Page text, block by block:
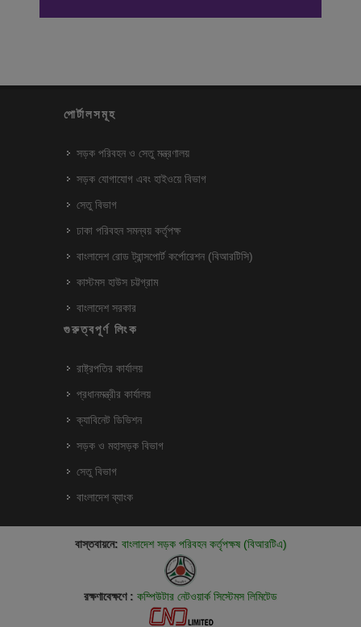
পোর্টালসমূহ
সড়ক পরিবহন ও সেতু মন্ত্রণালয়
সড়ক যোগাযোগ এবং হাইওয়ে বিভাগ
সেতু বিভাগ
ঢাকা পরিবহন সমন্বয় কর্তৃপক্ষ
বাংলাদেশ রোড ট্রান্সপোর্ট কর্পোরেশন (বিআরটিসি)
কাস্টমস হাউস চট্টগ্রাম
বাংলাদেশ সরকার
গুরুত্বপূর্ণ লিংক
রাষ্ট্রপতির কার্যালয়
প্রধানমন্ত্রীর কার্যালয়
ক্যাবিনেট ডিভিশন
সড়ক ও মহাসড়ক বিভাগ
সেতু বিভাগ
বাংলাদেশ ব্যাংক
বাস্তবায়নে: বাংলাদেশ সড়ক পরিবহন কর্তৃপক্ষ (বিআরটিএ)
রক্ষণাবেক্ষণে : কম্পিউটার নেটওয়ার্ক সিস্টেমস লিমিটেড